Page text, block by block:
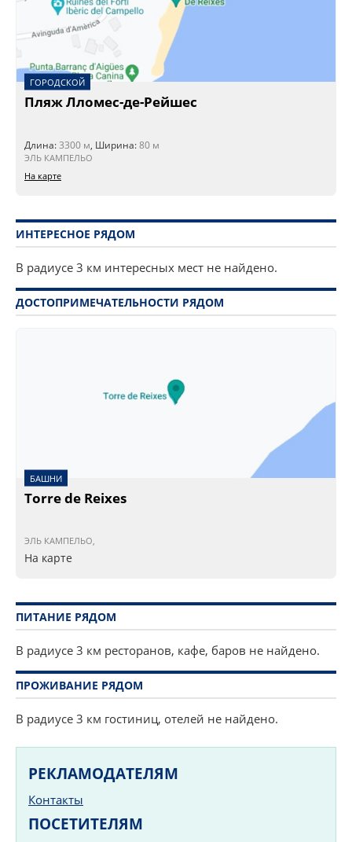
ГОРОДСКОЙ
Пляж Лломес-де-Рейшес
Длина:3300 м, Ширина:80 м
ЭЛЬ КАМПЕЛЬО
На карте
ИНТЕРЕСНОЕ РЯДОМ
В радиусе 3 км интересных мест не найдено.
ДОСТОПРИМЕЧАТЕЛЬНОСТИ РЯДОМ
БАШНИ
Torre de Reixes
ЭЛЬ КАМПЕЛЬО,
На карте
ПИТАНИЕ РЯДОМ
В радиусе 3 км ресторанов, кафе, баров не найдено.
ПРОЖИВАНИЕ РЯДОМ
В радиусе 3 км гостиниц, отелей не найдено.
РЕКЛАМОДАТЕЛЯМ
Контакты
ПОСЕТИТЕЛЯМ